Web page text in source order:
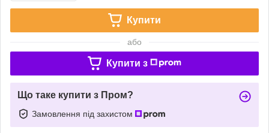
Купити
або
Купити з
Що таке купити з Пром?
Замовлення під захистом